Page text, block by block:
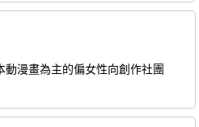
動漫畫為主的偏女性向創作社團